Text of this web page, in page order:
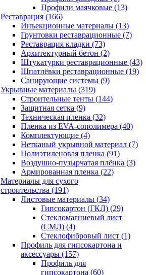
Профили маячковые (13)
Реставрация (166)
Инъекционные материалы (13)
Грунтовки реставрационные (7)
Реставрация кладки (73)
Архитектурный бетон (2)
Штукатурки реставрационные (43)
Шпатлёвки реставрационные (19)
Санирующие системы (9)
Укрывные материалы (319)
Строительные тенты (144)
Защитная сетка (9)
Техническая пленка (32)
Пленка из EVA-сополимера (40)
Комплектующие (4)
Нетканый укрывной материал (7)
Полиэтиленовая пленка (91)
Воздушно-пузырчатая плёнка (3)
Армированная пленка (22)
Материалы для сухого
строительства (191)
Листовые материалы (34)
Гипсокартон (ГКЛ) (29)
Стекломагниевый лист
(СМЛ) (4)
Cтеклофибровый лист (1)
Профиль для гипсокартона и
аксессуары (157)
Профиль для
гипсокартона (60)